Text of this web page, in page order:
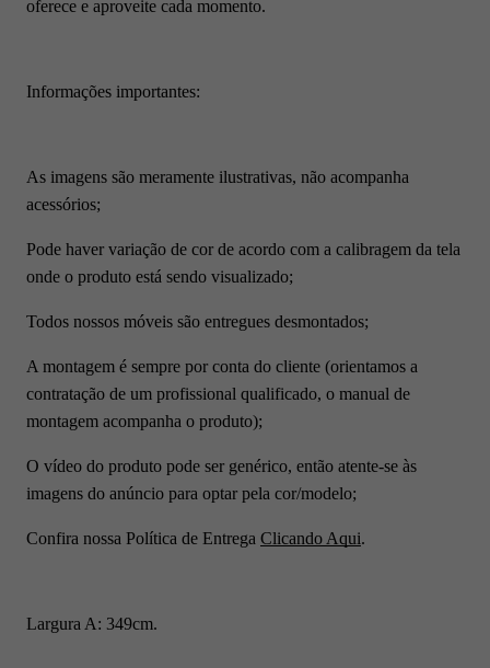
oferece e aproveite cada momento.
Informações importantes:
As imagens são meramente ilustrativas, não acompanha
acessórios;
Pode haver variação de cor de acordo com a calibragem da tela
onde o produto está sendo visualizado;
Todos nossos móveis são entregues desmontados;
A montagem é sempre por conta do cliente (orientamos a
contratação de um profissional qualificado, o manual de
montagem acompanha o produto);
O vídeo do produto pode ser genérico, então atente-se às
imagens do anúncio para optar pela cor/modelo;
Confira nossa Política de Entrega Clicando Aqui.
Largura A: 349cm.